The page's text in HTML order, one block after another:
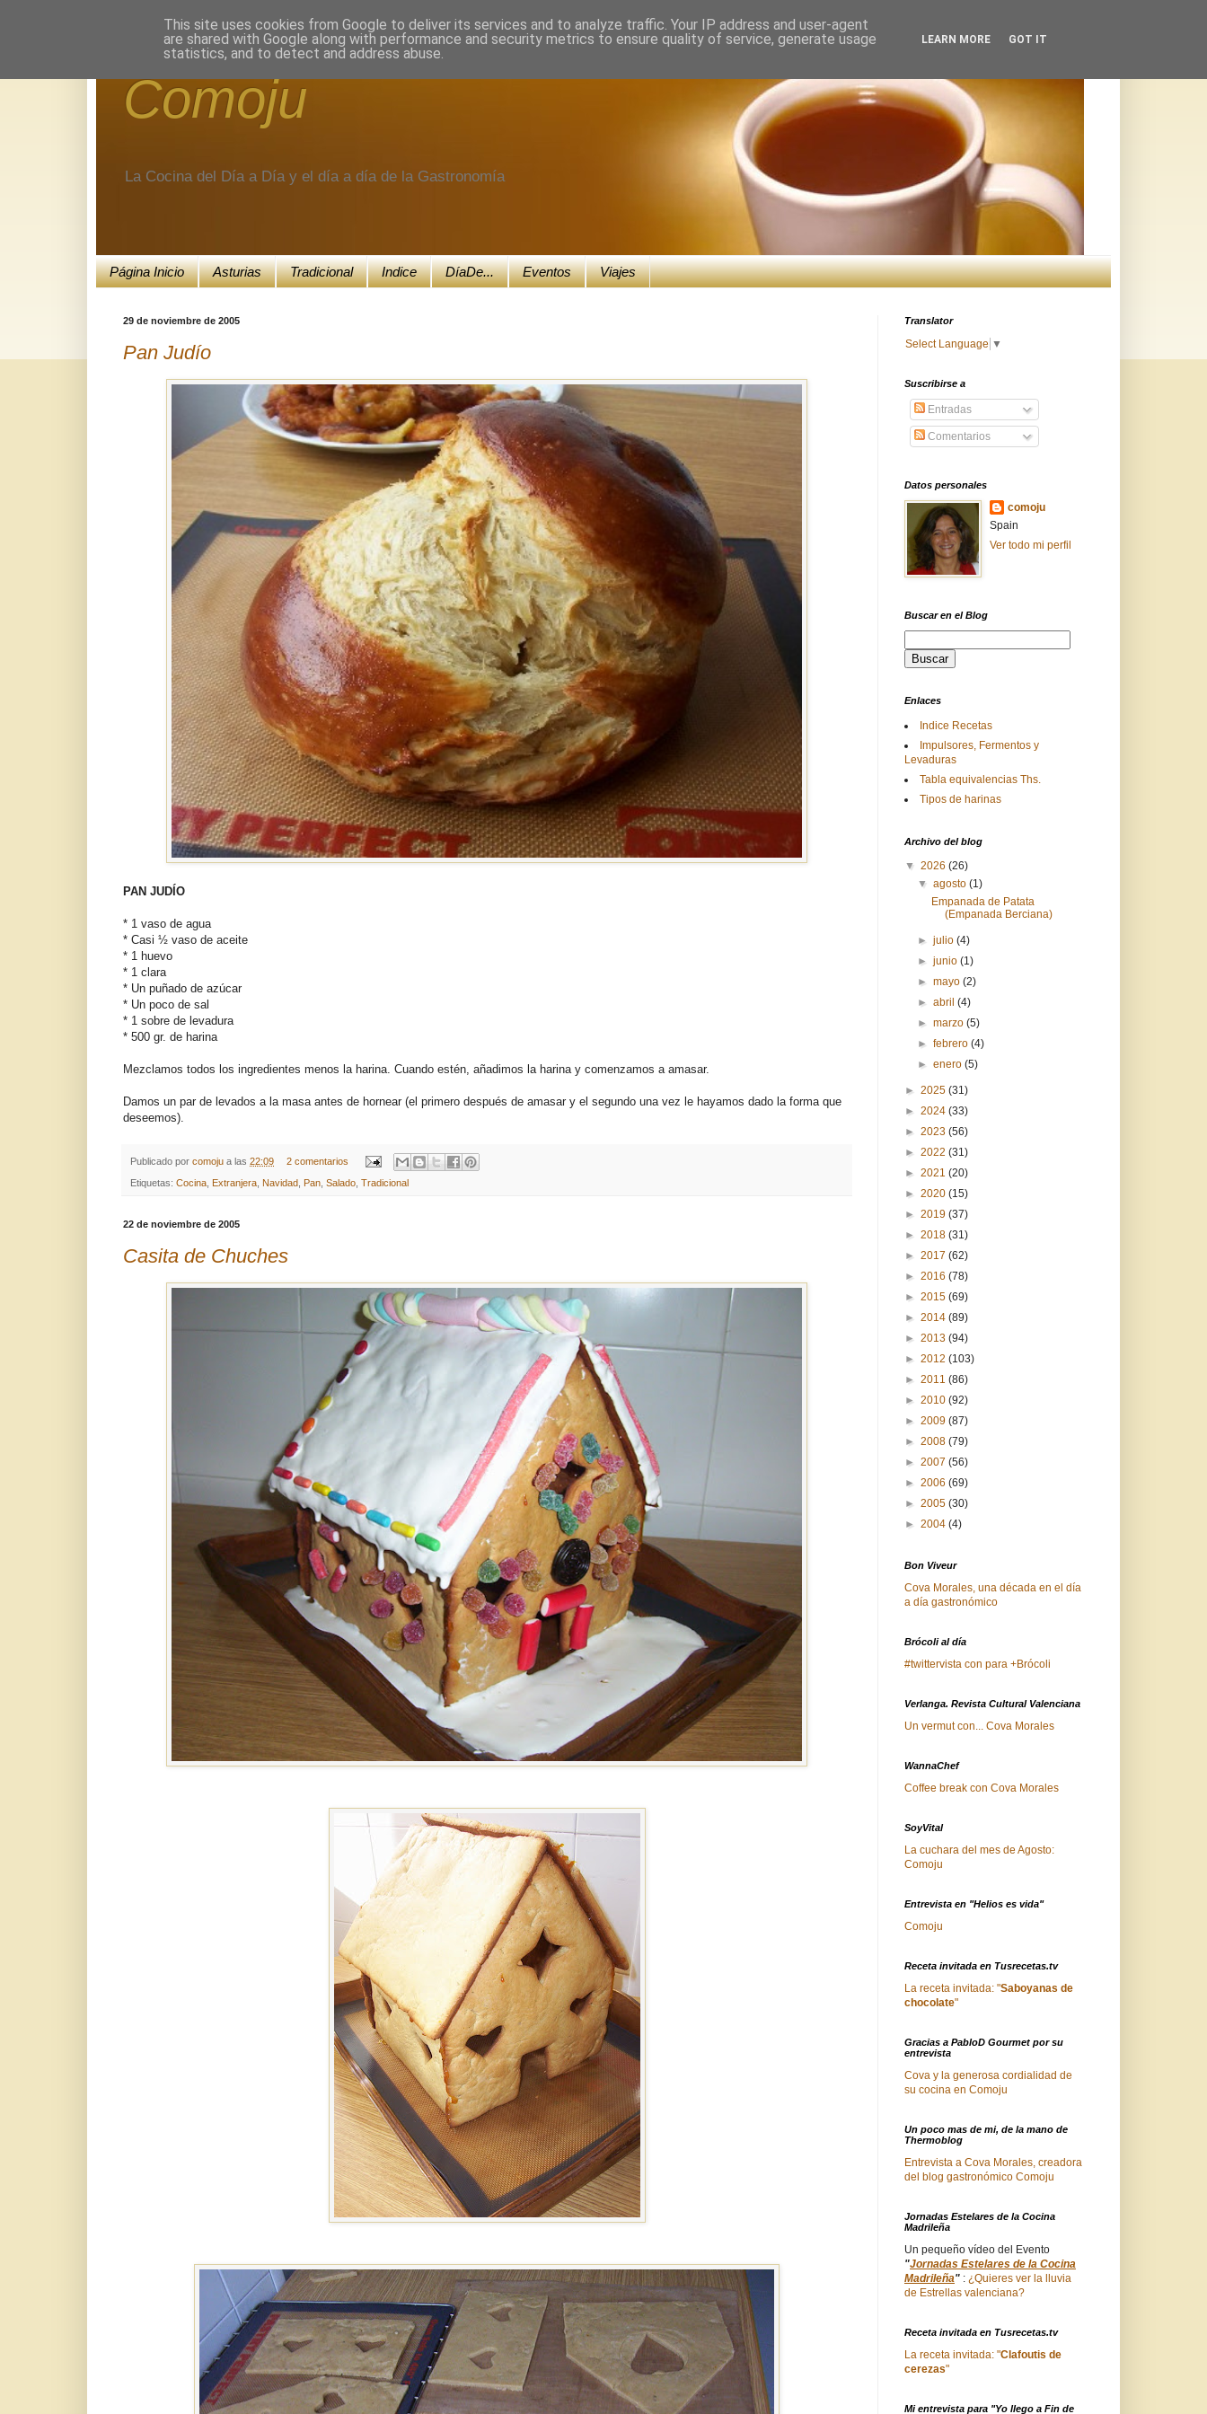
Comoju
La Cocina del Día a Día y el día a día de la Gastronomía
Página Inicio Asturias Tradicional Indice DíaDe... Eventos Viajes
29 de noviembre de 2005
Pan Judío
PAN JUDÍO
* 1 vaso de agua
* Casi ½ vaso de aceite
* 1 huevo
* 1 clara
* Un puñado de azúcar
* Un poco de sal
* 1 sobre de levadura
* 500 gr. de harina
Mezclamos todos los ingredientes menos la harina. Cuando estén, añadimos la harina y comenzamos a amasar.
Damos un par de levados a la masa antes de hornear (el primero después de amasar y el segundo una vez le hayamos dado la forma que
deseemos).
Publicado por comoju a las 22:09 2 comentarios
Etiquetas: Cocina Extranjera Navidad Pan Salado Tradicional
22 de noviembre de 2005
Casita de Chuches
Translator
Select Language ▼
Suscribirse a
Entradas
Comentarios
Datos personales
comoju
Spain
Ver todo mi perfil
Buscar en el Blog
Enlaces
Indice Recetas
Impulsores, Fermentos y
Levaduras
Tabla equivalencias Ths.
Tipos de harinas
Archivo del blog
▼ 2026 (26)
▼agosto(1)
Empanada de Patata
(Empanada Berciana)
►julio(4)
►junio(1)
►mayo(2)
►abril(4)
►marzo(5)
►febrero(4)
►enero(5)
► 2025 (31)
► 2024 (33)
► 2023 (56)
► 2022 (31)
► 2021 (20)
► 2020 (15)
► 2019 (37)
► 2018 (31)
► 2017 (62)
► 2016 (78)
► 2015 (69)
► 2014 (89)
► 2013 (94)
► 2012 (103)
► 2011 (86)
► 2010 (92)
► 2009 (87)
► 2008 (79)
► 2007 (56)
► 2006 (69)
► 2005 (30)
► 2004 (4)
Bon Viveur
Cova Morales, una década en el día
a día gastronómico
Brócoli al día
#twittervista con para +Brócoli
Verlanga. Revista Cultural Valenciana
Un vermut con... Cova Morales
WannaChef
Coffee break con Cova Morales
SoyVital
La cuchara del mes de Agosto:
Comoju
Entrevista en "Helios es vida"
Comoju
Receta invitada en Tusrecetas.tv
La receta invitada: "Saboyanas de
chocolate"
Gracias a PabloD Gourmet por su
entrevista
Cova y la generosa cordialidad de
su cocina en Comoju
Un poco mas de mi, de la mano de
Thermoblog
Entrevista a Cova Morales, creadora
del blog gastronómico Comoju
Jornadas Estelares de la Cocina
Madrileña
Un pequeño vídeo del Evento
"Jornadas Estelares de la Cocina
Madrileña" : ¿Quieres ver la lluvia
de Estrellas valenciana?
Receta invitada en Tusrecetas.tv
La receta invitada: "Clafoutis de
cerezas"
Mi entrevista para "Yo llego a Fin de
This site uses cookies from Google to deliver its services and to analyze traffic. Your IP address and user-agent
are shared with Google along with performance and security metrics to ensure quality of service, generate usage
statistics, and to detect and address abuse.
LEARN MORE GOT IT